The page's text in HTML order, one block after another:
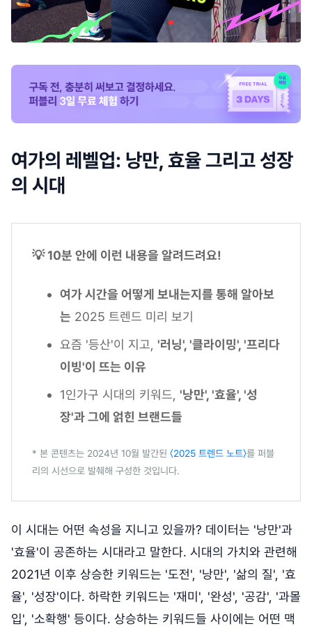
여가의 레벨업: 낭만, 효율 그리고 성장
의 시대
💡 10분 안에 이런 내용을 알려드려요!
여가 시간을 어떻게 보내는지를 통해 알아보
는 2025 트렌드 미리 보기
요즘 '등산'이 지고, '러닝', '클라이밍', '프리다
이빙'이 뜨는 이유
1인가구 시대의 키워드, '낭만', '효율', '성
장'과 그에 얽힌 브랜드들
* 본 콘텐츠는 2024년 10월 발간된 〈2025 트렌드 노트〉를 퍼블
리의 시선으로 발췌해 구성한 것입니다.
이 시대는 어떤 속성을 지니고 있을까? 데이터는 '낭만'과
'효율'이 공존하는 시대라고 말한다. 시대의 가치와 관련해
2021년 이후 상승한 키워드는 '도전', '낭만', '삶의 질', '효
율', '성장'이다. 하락한 키워드는 '재미', '완성', '공감', '과몰
입', '소확행' 등이다. 상승하는 키워드들 사이에는 어떤 맥